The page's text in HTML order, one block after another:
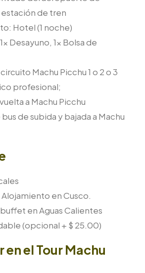
estación de tren
Hotel (1 noche)
Desayuno, 1x Bolsa de
Machu Picchu 1 o 2 o 3
profesional;
a Machu Picchu
de subida y bajada a Machu
en Cusco.
en Aguas Calientes
(opcional + $ 25.00)
en el Tour Machu